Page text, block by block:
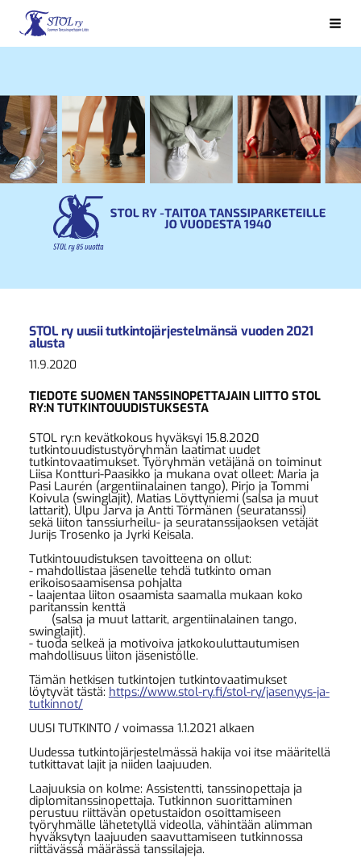
Siirry
sivun
sisältöön
Suomen Tanssinopettajain Liitto STOL ry
STOL ry uusii tutkintojärjestelmänsä vuoden 2021
alusta
11.9.2020
TIEDOTE SUOMEN TANSSINOPETTAJAIN LIITTO STOL
RY:N TUTKINTOUUDISTUKSESTA
STOL ry:n kevätkokous hyväksyi 15.8.2020
tutkintouudistustyöryhmän laatimat uudet
tutkintovaatimukset. Työryhmän vetäjänä on toiminut
Liisa Kontturi-Paasikko ja mukana ovat olleet: Maria ja
Pasi Laurén (argentiinalainen tango), Pirjo ja Tommi
Koivula (swinglajit), Matias Löyttyniemi (salsa ja muut
lattarit), Ulpu Jarva ja Antti Törmänen (seuratanssi)
sekä liiton tanssiurheilu- ja seuratanssijaoksen vetäjät
Jurijs Trosenko ja Jyrki Keisala.
Tutkintouudistuksen tavoitteena on ollut:
- mahdollistaa jäsenelle tehdä tutkinto oman
erikoisosaamisensa pohjalta
- laajentaa liiton osaamista saamalla mukaan koko
paritanssin kenttä
(salsa ja muut lattarit, argentiinalainen tango,
swinglajit).
- tuoda selkeä ja motivoiva jatkokouluttautumisen
mahdollisuus liiton jäsenistölle.
Tämän hetkisen tutkintojen tutkintovaatimukset
löytyvät tästä: https://www.stol-ry.fi/stol-ry/jasenyys-ja-
tutkinnot/
UUSI TUTKINTO / voimassa 1.1.2021 alkaen
Uudessa tutkintojärjestelmässä hakija voi itse määritellä
tutkittavat lajit ja niiden laajuuden.
Laajuuksia on kolme: Assistentti, tanssinopettaja ja
diplomitanssinopettaja. Tutkinnon suorittaminen
perustuu riittävän opetustaidon osoittamiseen
työryhmälle lähetetyllä videolla, vähintään alimman
hyväksytyn laajuuden saavuttamiseen tutkinnossa
riittävässä määrässä tanssilajeja.